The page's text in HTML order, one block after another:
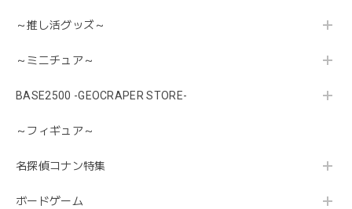
～推し活グッズ～
～ミニチュア～
BASE2500 -GEOCRAPER STORE-
～フィギュア～
名探偵コナン特集
ボードゲーム